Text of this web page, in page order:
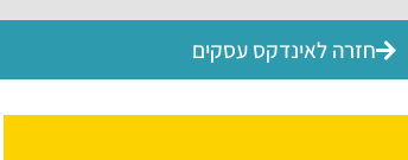
חזרה לאינדקס עסקים